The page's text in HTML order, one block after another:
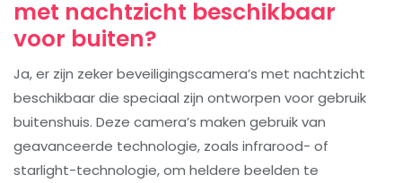
met nachtzicht beschikbaar
voor buiten?
Ja, er zijn zeker beveiligingscamera’s met nachtzicht
beschikbaar die speciaal zijn ontworpen voor gebruik
buitenshuis. Deze camera’s maken gebruik van
geavanceerde technologie, zoals infrarood- of
starlight-technologie, om heldere beelden te